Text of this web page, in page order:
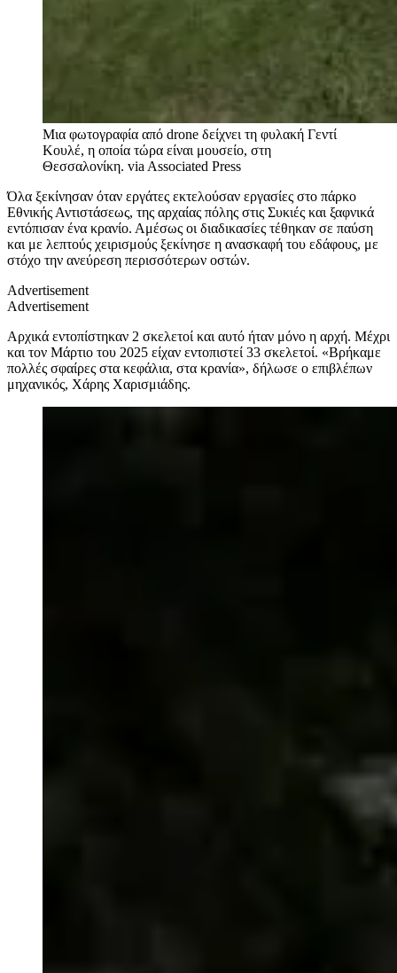
Μια φωτογραφία από drone δείχνει τη φυλακή Γεντί
Κουλέ, η οποία τώρα είναι μουσείο, στη
Θεσσαλονίκη. via Associated Press
Όλα ξεκίνησαν όταν εργάτες εκτελούσαν εργασίες στο πάρκο
Εθνικής Αντιστάσεως, της αρχαίας πόλης στις Συκιές και ξαφνικά
εντόπισαν ένα κρανίο. Αμέσως οι διαδικασίες τέθηκαν σε παύση
και με λεπτούς χειρισμούς ξεκίνησε η ανασκαφή του εδάφους, με
στόχο την ανεύρεση περισσότερων οστών.
Advertisement
Advertisement
Αρχικά εντοπίστηκαν 2 σκελετοί και αυτό ήταν μόνο η αρχή. Μέχρι
και τον Μάρτιο του 2025 είχαν εντοπιστεί 33 σκελετοί. «Βρήκαμε
πολλές σφαίρες στα κεφάλια, στα κρανία», δήλωσε ο επιβλέπων
μηχανικός, Χάρης Χαρισμιάδης.